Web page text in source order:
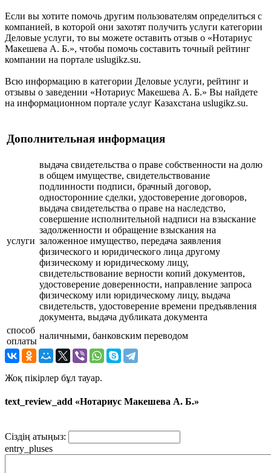
Если вы хотите помочь другим пользователям определиться с
компанией, в которой они захотят получить услуги категории
Деловые услуги, то вы можете оставить отзыв о «Нотариус
Макешева А. Б.», чтобы помочь составить точный рейтинг
компании на портале uslugikz.su.
Всю информацию в категории Деловые услуги, рейтинг и
отзывы о заведении «Нотариус Макешева А. Б.» Вы найдете
на информационном портале услуг Казахстана uslugikz.su.
Дополнительная информация
услуги
выдача свидетельства о праве собственности на долю
в общем имуществе, свидетельствование
подлинности подписи, брачный договор,
односторонние сделки, удостоверение договоров,
выдача свидетельства о праве на наследство,
совершение исполнительной надписи на взыскание
задолженности и обращение взыскания на
заложенное имущество, передача заявления
физического и юридического лица другому
физическому и юридическому лицу,
свидетельствование верности копий документов,
удостоверение доверенности, направление запроса
физическому или юридическому лицу, выдача
свидетельств, удостоверение времени предъявления
документа, выдача дубликата документа
способ
оплаты
наличными, банковским переводом
Жоқ пікірлер бұл тауар.
text_review_add «Нотариус Макешева А. Б.»
Сіздің атыңыз:
entry_pluses